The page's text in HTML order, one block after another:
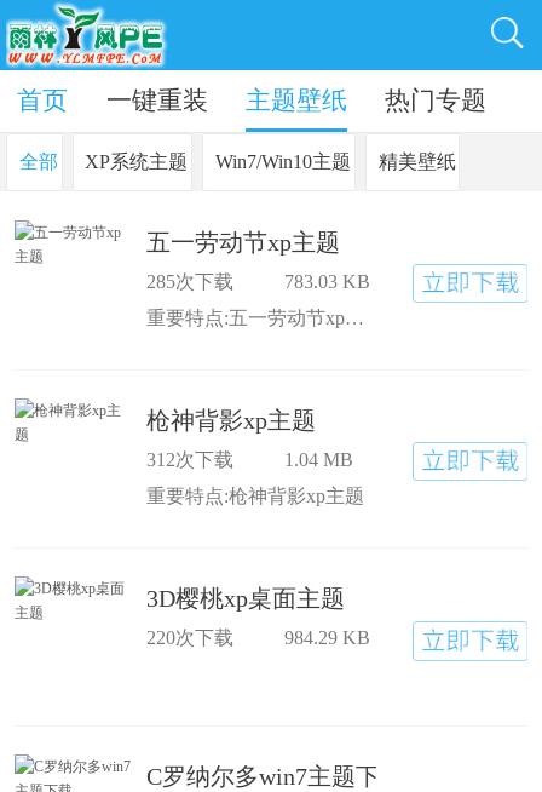
启动 一键重装 主题壁纸 热门专题
首页
全部 XP系统主题 Win7/Win10主题 精美壁纸
五一劳动节xp主题
285次下载
783.03 KB
重要特点:五一劳动节xp主题
枪神背影xp主题
312次下载
1.04 MB
重要特点:枪神背影xp主题
3D樱桃xp桌面主题
220次下载 984.29 KB
C罗纳尔多win7主题下载